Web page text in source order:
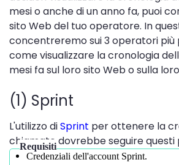
mesi o anche di un anno fa, puoi
sito Web del tuo operatore. In
concentreremo sui 3 operatori più
come visualizzare la cronologia
mesi fa sul loro sito Web o sulla
(1) Sprint
L'utilizzo diSprint per ottenere la
chiamate dovrebbe seguire questi
Requisiti
Credenziali dell'account Sprint.